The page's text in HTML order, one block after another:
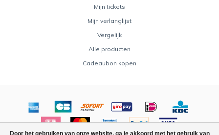
Door het gebruiken van onze website, ga je akkoord met het gebruik van
Mijn tickets
Mijn verlanglijst
Vergelijk
Alle producten
Cadeaubon kopen